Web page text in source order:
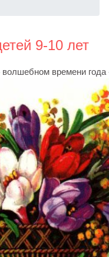
9-10 лет
времени года